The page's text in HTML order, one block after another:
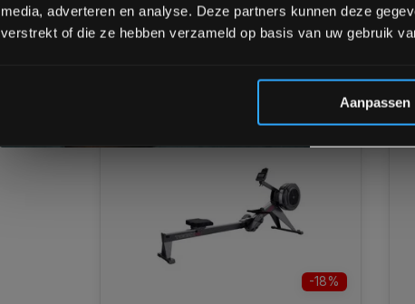
media, adverteren en analyse. Deze partners kunnen deze
verstrekt of die ze hebben verzameld op basis van uw gebruik
Aanpassen
€1.299,00
€1.199,00
-18%